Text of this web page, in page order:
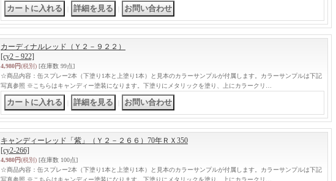
カーディナルレッド（Ｙ２－９２２）
[cy2－922]
4,980円(税別) [在庫数 99点]
☆商品内容：缶スプレー2本（下塗り1本と上塗り1本）と見本のカラーサンプルが付属します。カラーサンプルは下記
写真参照 ※こちらはキャンディー塗装になります。下塗りにメタリックを塗り、上にカラークリ…
キャンディーレッド「紫」（Ｙ２－２６６）70年ＲＸ350
[cy2-266]
4,980円(税別) [在庫数 100点]
☆商品内容：缶スプレー2本（下塗り1本と上塗り1本）と見本のカラーサンプルが付属します。カラーサンプルは下記
写真参照 ※こちらはキャンディー塗装になります。下塗りにメタリックを塗り、上にカラークリ…